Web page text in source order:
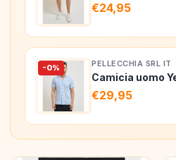
€24,95
-0% PELLECCHIA SRL IT
Camicia uomo
€29,95